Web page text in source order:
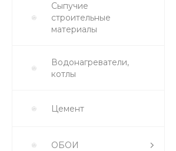
Сыпучие
строительные
материалы
Водонагреватели,
котлы
Цемент
ОБОИ